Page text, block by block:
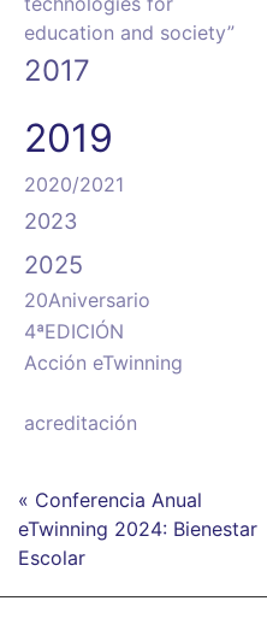
education and society”
2017
2019
2020/2021
2023
2025
20Aniversario
4ªEDICIÓN
Acción eTwinning
acreditación
« Conferencia Anual
eTwinning 2024: Bienestar
Escolar